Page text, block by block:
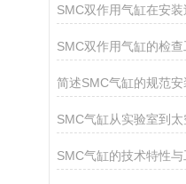
SMC双作用气缸的检
简述SMC气缸的规范
SMC气缸从实验室到